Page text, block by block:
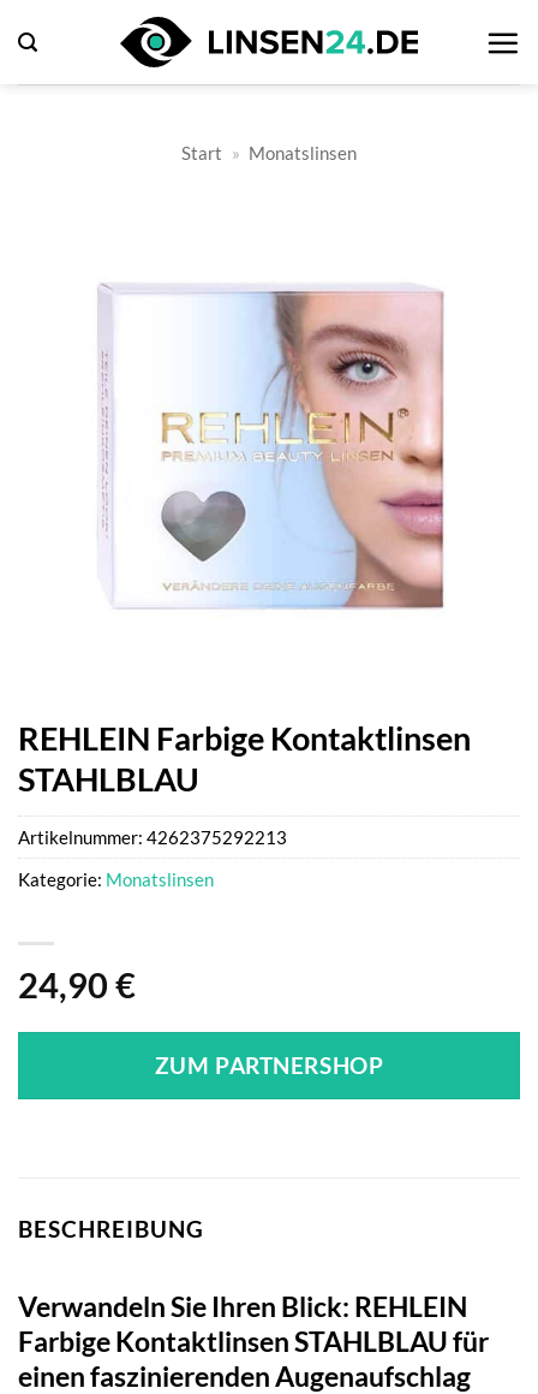
Inhalt
springen
Start » Monatslinsen
REHLEIN Farbige Kontaktlinsen
STAHLBLAU
24,90 €
ZUM PARTNERSHOP
Artikelnummer: 4262375292213
Kategorie: Monatslinsen
BESCHREIBUNG
Verwandeln Sie Ihren Blick: REHLEIN
Farbige Kontaktlinsen STAHLBLAU für
einen faszinierenden Augenaufschlag